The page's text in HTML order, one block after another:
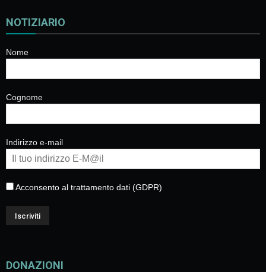
NOTIZIARIO
Nome
Cognome
Indirizzo e-mail
Acconsento al trattamento dati (GDPR)
DONAZIONI